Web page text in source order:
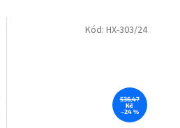
536,47
Kč
–24 %
Kód: HX-303/24